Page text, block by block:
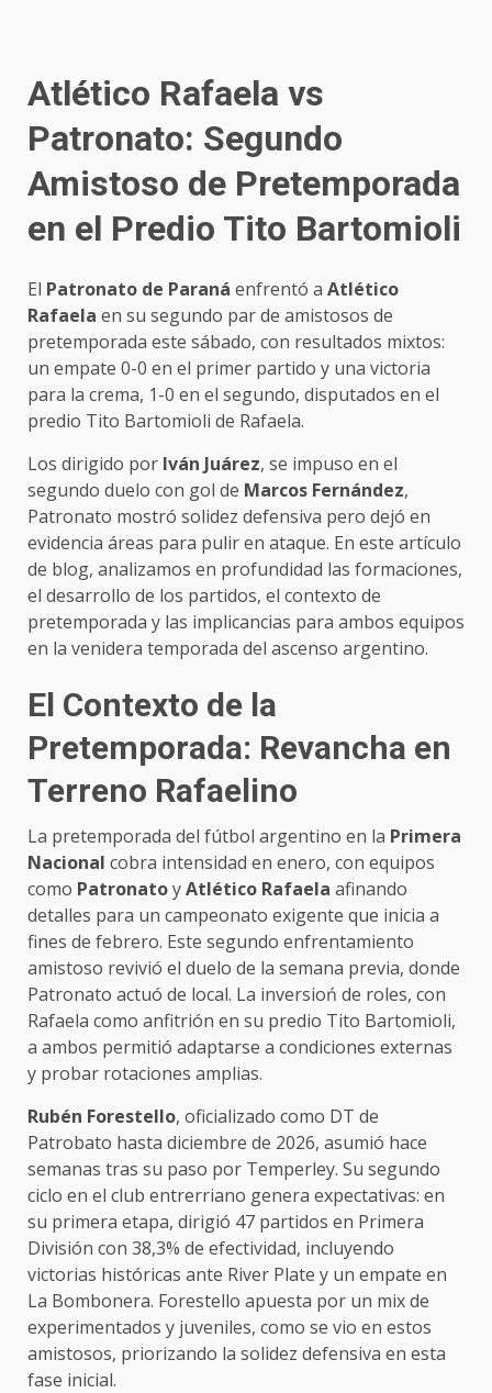
Atlético Rafaela vs
Patronato: Segundo
Amistoso de Pretemporada
en el Predio Tito Bartomioli
El Patronato de Paraná enfrentó a Atlético
Rafaela en su segundo par de amistosos de
pretemporada este sábado, con resultados mixtos:
un empate 0-0 en el primer partido y una victoria
para la crema, 1-0 en el segundo, disputados en el
predio Tito Bartomioli de Rafaela.
Los dirigido por Iván Juárez, se impuso en el
segundo duelo con gol de Marcos Fernández,
Patronato mostró solidez defensiva pero dejó en
evidencia áreas para pulir en ataque. En este artículo
de blog, analizamos en profundidad las formaciones,
el desarrollo de los partidos, el contexto de
pretemporada y las implicancias para ambos equipos
en la venidera temporada del ascenso argentino.
El Contexto de la
Pretemporada: Revancha en
Terreno Rafaelino
La pretemporada del fútbol argentino en la Primera
Nacional cobra intensidad en enero, con equipos
como PatronatoyAtlético Rafaela afinando
detalles para un campeonato exigente que inicia a
fines de febrero. Este segundo enfrentamiento
amistoso revivió el duelo de la semana previa, donde
Patronato actuó de local. La inversioń de roles, con
Rafaela como anfitrión en su predio Tito Bartomioli,
a ambos permitió adaptarse a condiciones externas
y probar rotaciones amplias.
Rubén Forestello, oficializado como DT de
Patrobato hasta diciembre de 2026, asumió hace
semanas tras su paso por Temperley. Su segundo
ciclo en el club entrerriano genera expectativas: en
su primera etapa, dirigió 47 partidos en Primera
División con 38,3% de efectividad, incluyendo
victorias históricas ante River Plate y un empate en
La Bombonera. Forestello apuesta por un mix de
experimentados y juveniles, como se vio en estos
amistosos, priorizando la solidez defensiva en esta
fase inicial.